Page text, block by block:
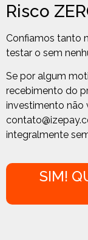
Risco
Confiamos tanto
testar o sem
Se por algum
recebimento do
investimento não
integralmente
SIM!